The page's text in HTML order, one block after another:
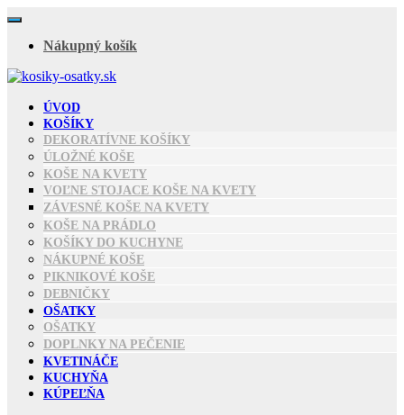
Skip
contentNákupný košík
ÚVOD
KOŠÍKY
DEKORATÍVNE KOŠÍKY
ÚLOŽNÉ KOŠE
KOŠE NA KVETY
VOĽNE STOJACE KOŠE NA KVETY
ZÁVESNÉ KOŠE NA KVETY
KOŠE NA PRÁDLO
KOŠÍKY DO KUCHYNE
NÁKUPNÉ KOŠE
PIKNIKOVÉ KOŠE
DEBNIČKY
OŠATKY
OŠATKY
DOPLNKY NA PEČENIE
KVETINÁČE
KUCHYŇA
KÚPEĽŇA